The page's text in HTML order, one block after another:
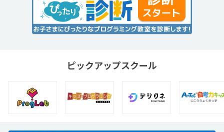
ピックアップスクール